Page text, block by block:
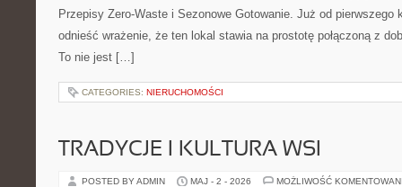
Przepisy Zero-Waste i Sezonowe Gotowanie. Już od pierwszego
odnieść wrażenie, że ten lokal stawia na prostotę połączoną z
To nie jest […]
CATEGORIES: NIERUCHOMOŚCI
TRADYCJE I KULTURA WSI
POSTED BY ADMIN MAJ - 2 - 2026 MOŻLIWOŚĆ